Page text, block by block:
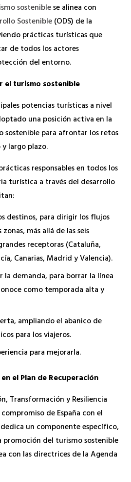
sosteniblese alinea con
Sostenible(ODS) de la
prácticas turísticas que
de todos los actores
del entorno.
el turismo sostenible
potencias turísticas a nivel
una posición activa en la
para afrontar los retos
largo plazo.
responsables en todos los
turística a través del desarrollo
destinos, para dirigir los flujos
más allá de las seis
receptoras (Cataluña,
Canarias, Madrid y Valencia).
la demanda, para borrar la línea
como temporada alta y
ampliando el abanico de
para los viajeros.
para mejorarla.
el Plan de Recuperación
Transformación y Resiliencia
de España con el
un componente específico,
promoción del turismo sostenible
con las directrices de la Agenda